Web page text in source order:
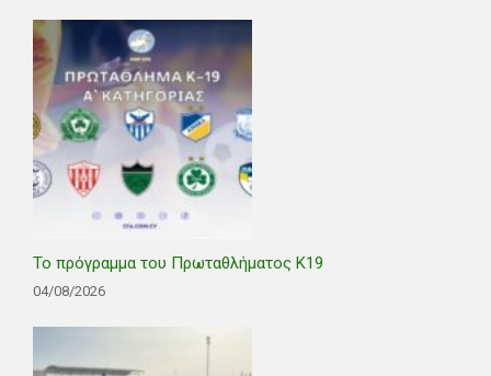
Το πρόγραμμα του Πρωταθλήματος Κ19
04/08/2026